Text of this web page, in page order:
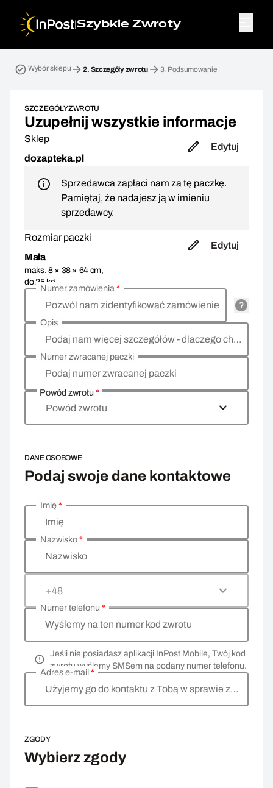
|Szybkie Zwroty
Wybór sklepu 2. Szczegóły zwrotu 3. Podsumowanie
SZCZEGÓŁY ZWROTU
Uzupełnij wszystkie informacje
Sklep
dozapteka.pl
Edytuj
Sprzedawca zapłaci nam za tę paczkę.
Pamiętaj, że nadajesz ją w imieniu
sprzedawcy.
Rozmiar paczki
Mała
maks. 8 × 38 × 64 cm,
do 25 kg
Edytuj
Pozwól nam zidentyfikować zamówienie
Numer zamówienia*
Podaj nam więcej szczegółów - dlaczego chcesz zwrócić towar, co jest powodem?
Opis
Podaj numer zwracanej paczki
Numer zwracanej paczki
Powód zwrotu*
Powód zwrotu
DANE OSOBOWE
Podaj swoje dane kontaktowe
Wprowadź swoje dane osobowe
Imię
Imię*
Nazwisko
Nazwisko*
+48
Wyślemy na ten numer kod zwrotu
Numer telefonu *
Jeśli nie posiadasz aplikacji InPost Mobile, Twój kod
zwrotu wyślemy SMSem na podany numer telefonu.
Użyjemy go do kontaktu z Tobą w sprawie zwrotu
Adres e-mail *
ZGODY
Wybierz zgody